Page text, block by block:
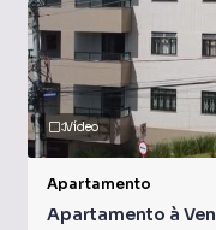
Vídeo
Apartamento
Apartamento à